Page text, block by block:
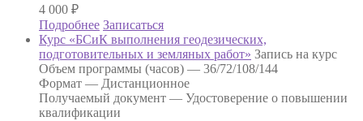
4 000 ₽
Подробнее Записаться
Курс «БСиК выполнения геодезических,
подготовительных и земляных работ» Запись на курс
Объем программы (часов) — 36/72/108/144
Формат — Дистанционное
Получаемый документ — Удостоверение о повышении
квалификации